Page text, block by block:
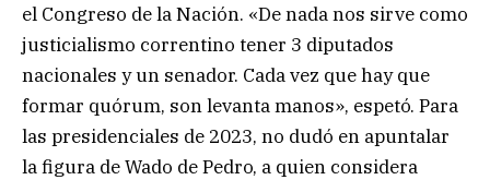
el Congreso de la Nación. «De nada nos sirve como
justicialismo correntino tener 3 diputados
nacionales y un senador. Cada vez que hay que
formar quórum, son levanta manos», espetó. Para
las presidenciales de 2023, no dudó en apuntalar
la figura de Wado de Pedro, a quien considera